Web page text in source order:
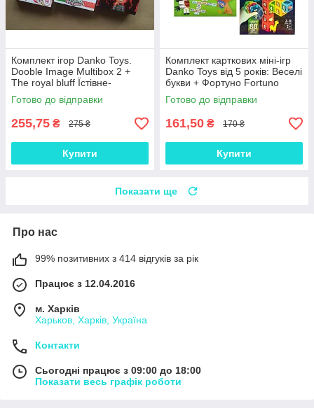
Комплект ігор Danko Toys.
Dooble Image Multibox 2 +
The royal bluff Їстівне-
неїстівне + Хто я?
Готово до відправки
255,75 ₴ 275 ₴
Купити
Комплект карткових міні-ігр
Danko Toys від 5 років: Веселі
букви + Фортуно Fortuno
ZOO 3D
Готово до відправки
161,50 ₴ 170 ₴
Купити
Показати ще
Про нас
99% позитивних з 414 відгуків за рік
Працює з 12.04.2016
м. Харків
Харьков, Харків, Україна
Контакти
Сьогодні працює з 09:00 до 18:00
Показати весь графік роботи